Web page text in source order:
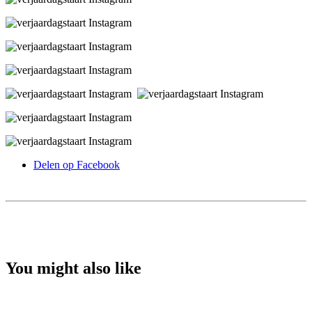
Delen op Facebook
You might also like